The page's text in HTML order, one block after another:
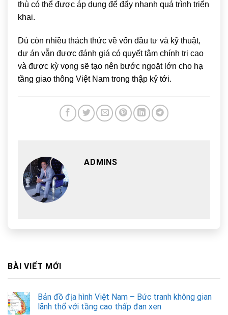
thù có thể được áp dụng để đẩy nhanh quá trình triển
khai.
Dù còn nhiều thách thức về vốn đầu tư và kỹ thuật,
dự án vẫn được đánh giá có quyết tâm chính trị cao
và được kỳ vọng sẽ tạo nên bước ngoặt lớn cho hạ
tầng giao thông Việt Nam trong thập kỷ tới.
ADMINS
BÀI VIẾT MỚI
Bản đồ địa hình Việt Nam – Bức tranh không gian
lãnh thổ với tầng cao thấp đan xen